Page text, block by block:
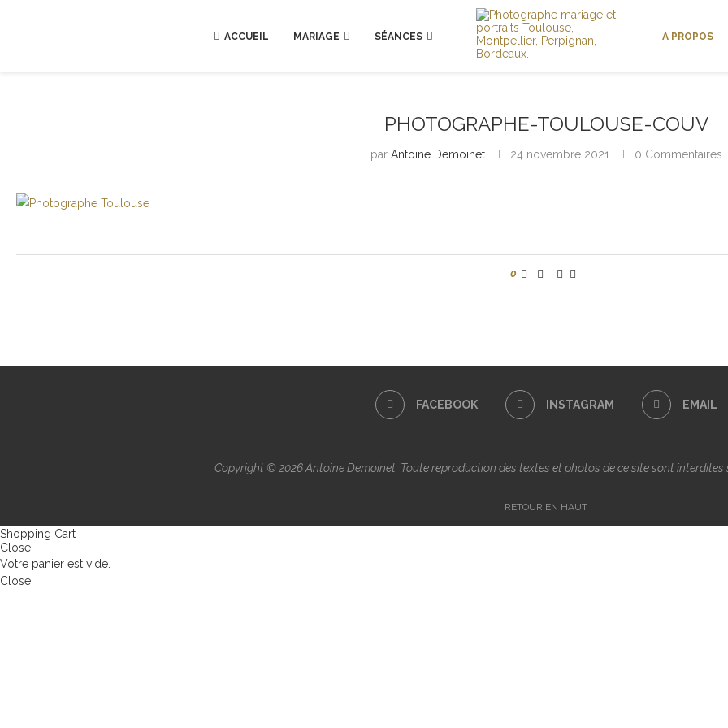
ACCUEIL MARIAGE SÉANCES A PROPOS
PHOTOGRAPHE-TOULOUSE-COUV
par Antoine Demoinet 24 novembre 2021 0 Commentaires
0
FACEBOOK INSTAGRAM EMAIL
Copyright © 2026 Antoine Demoinet. Toute reproduction des textes et photos de ce site sont
RETOUR EN HAUT
Shopping Cart
Close
Votre panier est vide.
Close